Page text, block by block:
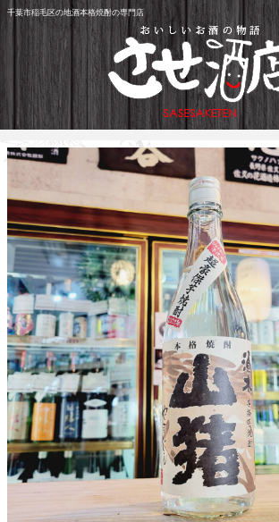
千葉市稲毛区の地酒本格焼酎の専門店